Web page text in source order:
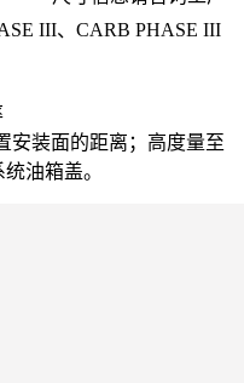
III、CARB PHASE III
安装面的距离；高度量至
油箱盖。